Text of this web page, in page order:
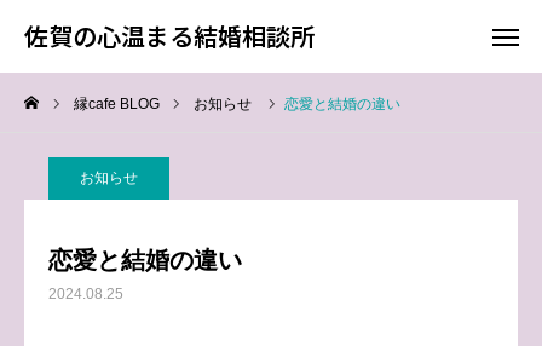
佐賀の心温まる結婚相談所
縁cafe BLOG お知らせ 恋愛と結婚の違い
お知らせ
恋愛と結婚の違い
2024.08.25
佐賀の心温まる結婚相談所
料金
TOP